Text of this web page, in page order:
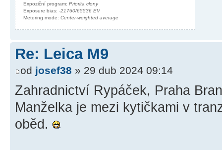
Expoziční program: Priorita clony
Exposure bias: -21760/65536 EV
Metering mode: Center-weighted average
Re: Leica M9
od josef38 » 29 dub 2024 09:14
Zahradnictví Rypáček, Praha
Manželka je mezi kytičkami v
oběd.